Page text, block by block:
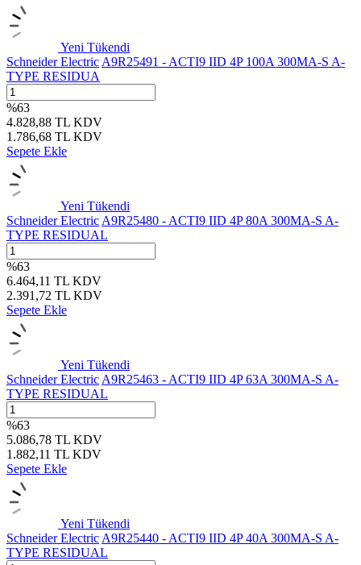
Yeni Tükendi
Schneider Electric A9R25491 - ACTI9 IID 4P 100A 300MA-S A-
TYPE RESIDUA
%63
4.828,88 TL KDV
1.786,68 TL KDV
Sepete Ekle
Yeni Tükendi
Schneider Electric A9R25480 - ACTI9 IID 4P 80A 300MA-S A-
TYPE RESIDUAL
%63
6.464,11 TL KDV
2.391,72 TL KDV
Sepete Ekle
Yeni Tükendi
Schneider Electric A9R25463 - ACTI9 IID 4P 63A 300MA-S A-
TYPE RESIDUAL
%63
5.086,78 TL KDV
1.882,11 TL KDV
Sepete Ekle
Yeni Tükendi
Schneider Electric A9R25440 - ACTI9 IID 4P 40A 300MA-S A-
TYPE RESIDUAL